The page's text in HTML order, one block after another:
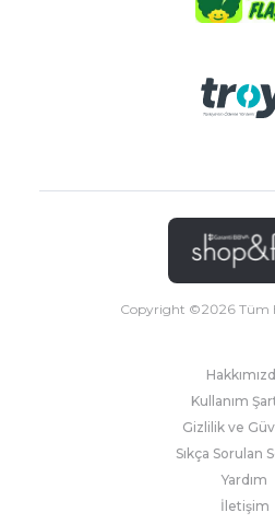
Copyright ©2026Tüm
Kullanım
Gizlilik ve
Sıkça Sorulan
Yardım
İletişim